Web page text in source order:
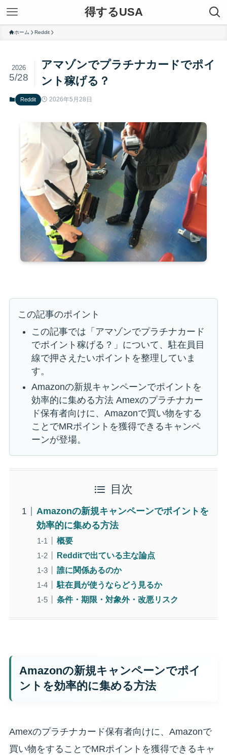
得するUSA
ホーム Reddit
アマゾンでプラチナカードでポイ
ント稼げる？
2026
5/28
Reddit 2026年5月28日
この記事のポイント
この記事では「アマゾンでプラチナカード
でポイント稼げる？」について、駐在員目
線で押さえたいポイントを整理していま
す。
Amazonの新規キャンペーンでポイントを
効率的に集める方法 Amexのプラチナカー
ド保有者向けに、Amazonで買い物をする
ことでMRポイントを獲得できるキャンペ
ーンが登場。
目次
Amazonの新規キャンペーンでポイントを
効率的に集める方法
概要
Redditで出ている主な論点
誰に関係あるのか
駐在員が使うならどう見るか
条件・期限・対象外・改悪リスク
Amazonの新規キャンペーンでポイ
ントを効率的に集める方法
Amexのプラチナカード保有者向けに、Amazonで
買い物をすることでMRポイントを獲得できるキャ